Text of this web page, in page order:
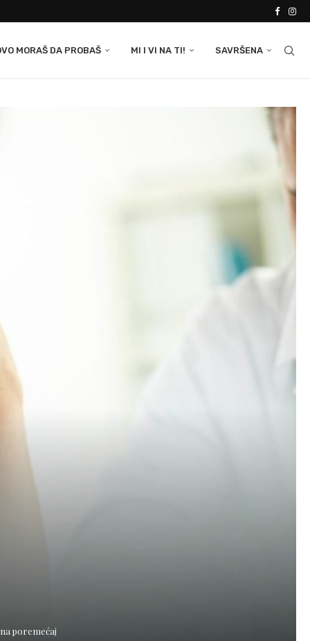
MORAŠ DA PROBAŠ MI I VI NA TI! SAVRŠENA
poremećaj